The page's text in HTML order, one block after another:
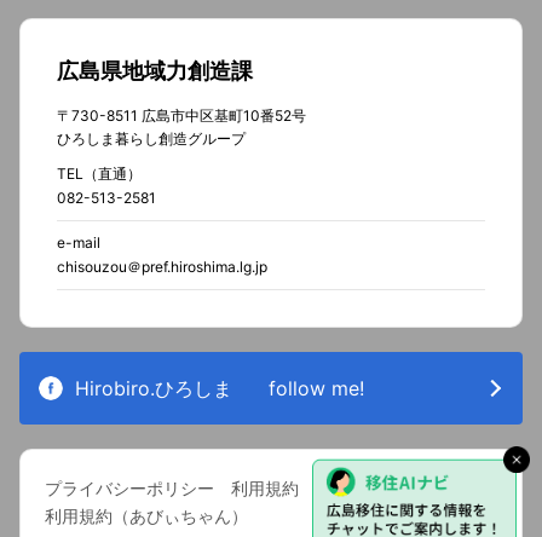
広島県地域力創造課
〒730-8511 広島市中区基町10番52号
ひろしま暮らし創造グループ
TEL（直通）
082-513-2581
e-mail
chisouzou＠pref.hiroshima.lg.jp
Hirobiro.ひろしま follow me!
プライバシーポリシー
利用規約
利用規約（あびぃちゃん）